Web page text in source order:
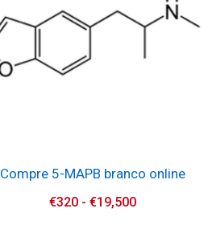
Compre 5-MAPB branco online
€320 -€19,500